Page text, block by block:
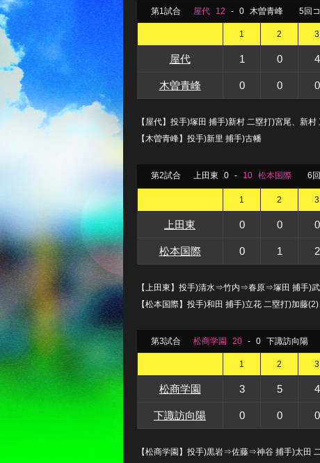
第1試合 屋代 12 - 0 木曽青峰 5回
1 2 3
屋代 1 0 4
木曽青峰 0 0 0
【屋代】投手)塚田 捕手)新村 二塁打)宮尾、新
【木曽青峰】投手)新里 捕手)古幡
第2試合 上田東 0 - 10 松本国際 6
1 2 3
上田東 0 0 0
松本国際 0 1 2
【上田東】投手)清水⇒竹内⇒春原⇒塚田 捕手)武
【松本国際】投手)和田 捕手)立花 二塁打)加藤
第3試合 松商学園 20 - 0 下諏訪向陽
1 2 3
松商学園 3 5 4
下諏訪向陽 0 0 0
【松商学園】投手)黒岩⇒佐藤⇒神谷 捕手)太田